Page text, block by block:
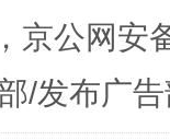
京公网安
/发布广